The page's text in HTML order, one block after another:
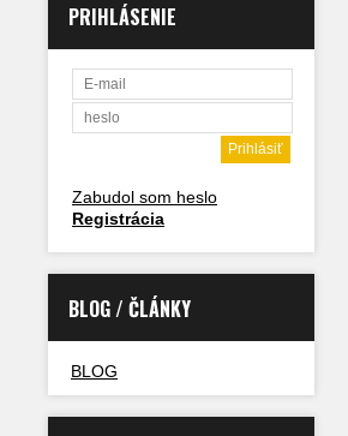
PRIHLÁSENIE
Zabudol som heslo
Registrácia
BLOG / ČLÁNKY
BLOG